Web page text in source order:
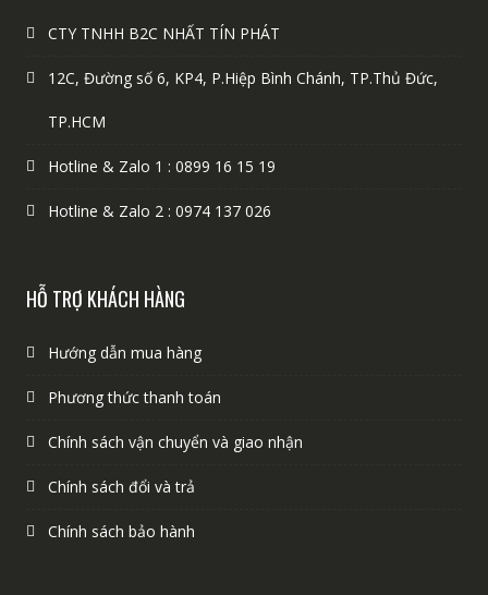
CTY TNHH B2C NHẤT TÍN PHÁT
12C, Đường số 6, KP4, P.Hiệp Bình Chánh, TP.Thủ Đức,
TP.HCM
Hotline & Zalo 1 : 0899 16 15 19
Hotline & Zalo 2 : 0974 137 026
HỖ TRỢ KHÁCH HÀNG
Hướng dẫn mua hàng
Phương thức thanh toán
Chính sách vận chuyển và giao nhận
Chính sách đổi và trả
Chính sách bảo hành